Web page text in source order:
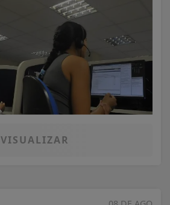
VISUALIZAR